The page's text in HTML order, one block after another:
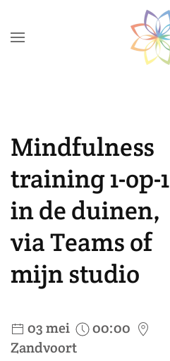
Skip to main content
Mindfulness
training 1-op-1
in de duinen,
via Teams of
mijn studio
03 mei
00:00
Zandvoort